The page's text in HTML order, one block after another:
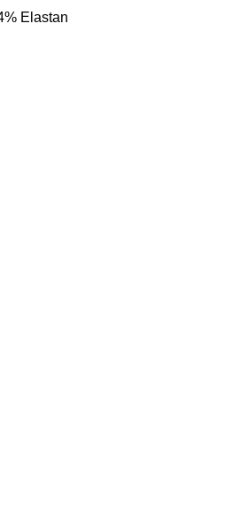
Elastan